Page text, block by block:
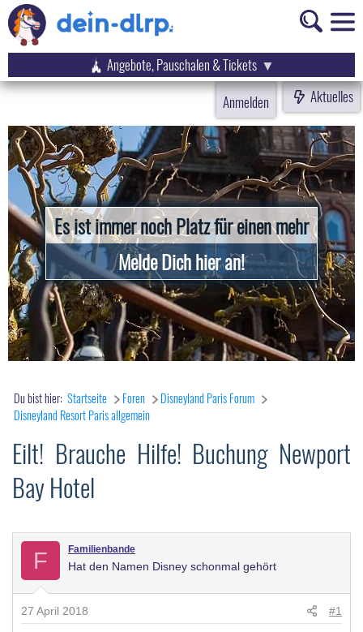
Angebote, Pauschalen & Tickets
Anmelden
Aktuelles
Es ist immer noch Platz für einen mehr
Melde Dich hier an!
Du bist hier: Startseite Foren
Disneyland Paris Forum
Disneyland Resort Paris allgemein
Eilt! Brauche Hilfe! Buchung Newport
Bay Hotel
F Familienbande
Hat den Namen Disney schonmal gehört
27 April 2018 #1